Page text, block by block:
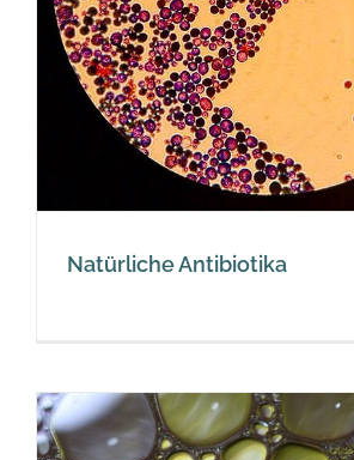
Natürliche Antibiotika